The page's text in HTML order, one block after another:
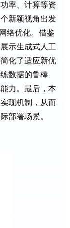
率、计算等资
新颖视角出发
络优化。借鉴
示生成式人工
化了适应新优
数据的鲁棒
力。最后，本
现机制，从而
部署场景。